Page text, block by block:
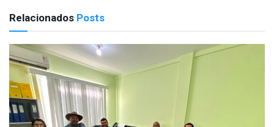
Relacionados Posts